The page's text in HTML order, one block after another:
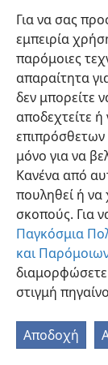
Για να σας
εμπειρία
παρόμοιες
απαραίτητα
δεν μπορείτε
αποδεχτείτε
μόνο για να
Κανένα από
πουληθεί ή να
σκοπούς. Για
Παγκόσμια
και
διαμορφώσετε
στιγμή
Αποδοχή
[Εικόνα στη
Πολλοί νέοι
από τους
[Εικόνα στη
Η Γραφική
σχετικά με τη
Ελληνική
Copyright © 2026
Όροι Χρήσης